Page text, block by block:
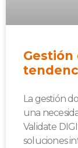
La gestión
una
Validate
soluciones